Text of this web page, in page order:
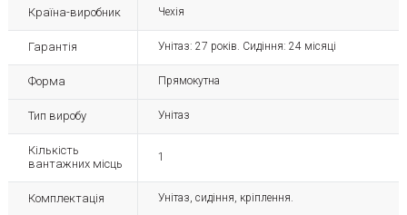
Країна-виробник Чехія
Гарантія Унітаз: 27 років. Сидіння: 24 місяці
Форма Прямокутна
Тип виробу Унітаз
Кількість
вантажних місць
1
Комплектація Унітаз, сидіння, кріплення.